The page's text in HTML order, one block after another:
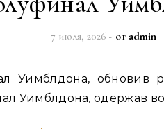
7 июля, 2026 - от admin
Уимблдона, одержав